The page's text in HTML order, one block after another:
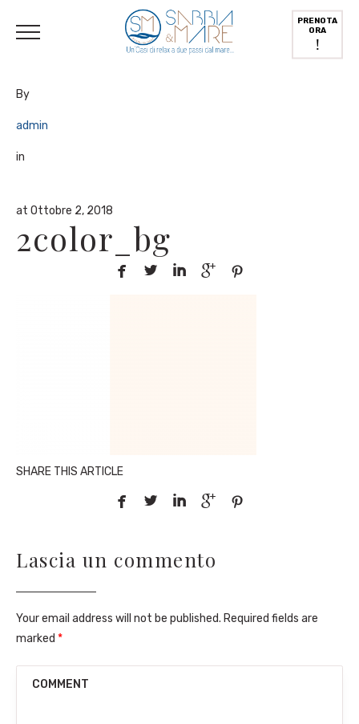
PRENOTA
ORA
!
By
admin
in
at Ottobre 2, 2018
2color_bg
    
SHARE THIS ARTICLE
    
Lascia un commento
Your email address will not be published. Required fields are
marked *
COMMENT
Inglese) Deutsch ( Tedesco Italiano